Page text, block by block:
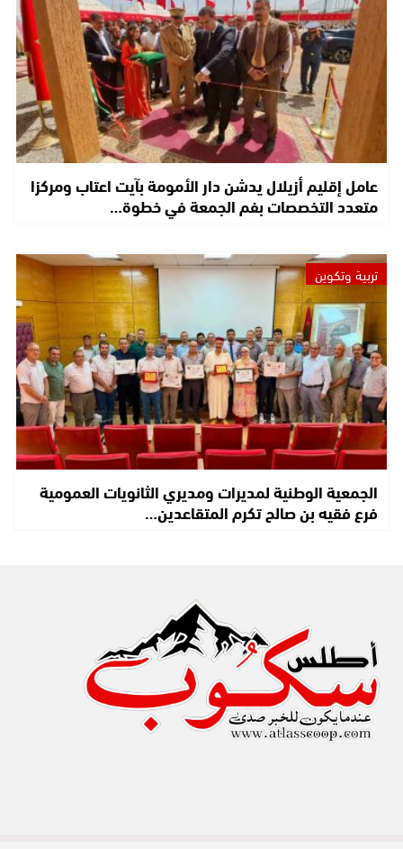
عامل إقليم أزيلال يدشن دار الأمومة بآيت اعتاب ومركزا
متعدد التخصصات بفم الجمعة في خطوة…
تربية وتكوين
الجمعية الوطنية لمديرات ومديري الثانويات العمومية
فرع فقيه بن صالح تكرم المتقاعدين…